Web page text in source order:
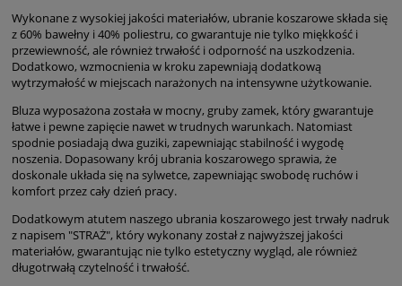
Wykonane z wysokiej jakości materiałów, ubranie koszarowe składa się
z 60% bawełny i 40% poliestru, co gwarantuje nie tylko miękkość i
przewiewność, ale również trwałość i odporność na uszkodzenia.
Dodatkowo, wzmocnienia w kroku zapewniają dodatkową
wytrzymałość w miejscach narażonych na intensywne użytkowanie.
Bluza wyposażona została w mocny, gruby zamek, który gwarantuje
łatwe i pewne zapięcie nawet w trudnych warunkach. Natomiast
spodnie posiadają dwa guziki, zapewniając stabilność i wygodę
noszenia. Dopasowany krój ubrania koszarowego sprawia, że
doskonale układa się na sylwetce, zapewniając swobodę ruchów i
komfort przez cały dzień pracy.
Dodatkowym atutem naszego ubrania koszarowego jest trwały nadruk
z napisem "STRAŻ", który wykonany został z najwyższej jakości
materiałów, gwarantując nie tylko estetyczny wygląd, ale również
długotrwałą czytelność i trwałość.